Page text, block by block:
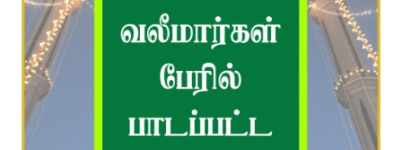
வலீமார்களின் வஸீலா பைத்துக்கள்